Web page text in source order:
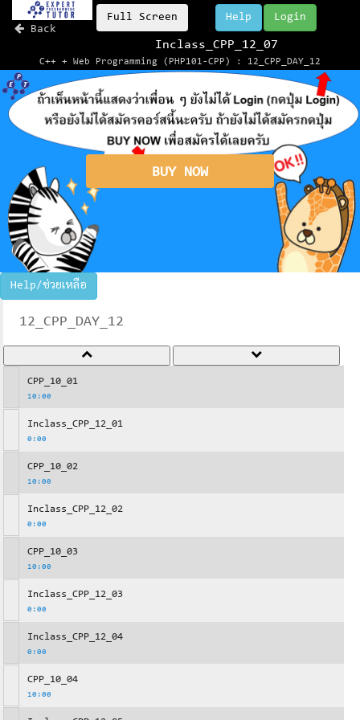
Back
Full Screen Login
Help
Inclass_CPP_12_07
C++ + Web Programming (PHP101-CPP) : 12_CPP_DAY_12
BUY NOW
Help/ช่วยเหลือ
12_CPP_DAY_12
CPP_10_01
10:00
Inclass_CPP_12_01
0:00
CPP_10_02
10:00
Inclass_CPP_12_02
0:00
CPP_10_03
10:00
Inclass_CPP_12_03
0:00
Inclass_CPP_12_04
0:00
CPP_10_04
10:00